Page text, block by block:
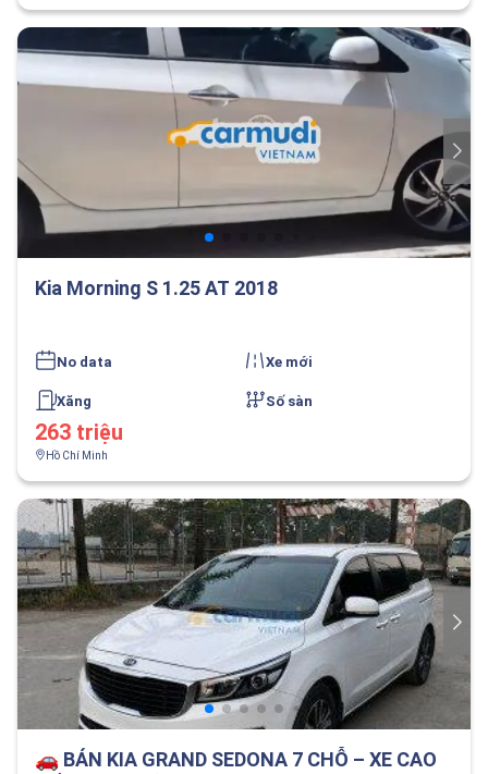
Kia Morning S 1.25 AT 2018
No data Xe mới
Xăng Số sàn
263 triệu
Hồ Chí Minh
🚗 BÁN KIA GRAND SEDONA 7 CHỖ – XE CAO